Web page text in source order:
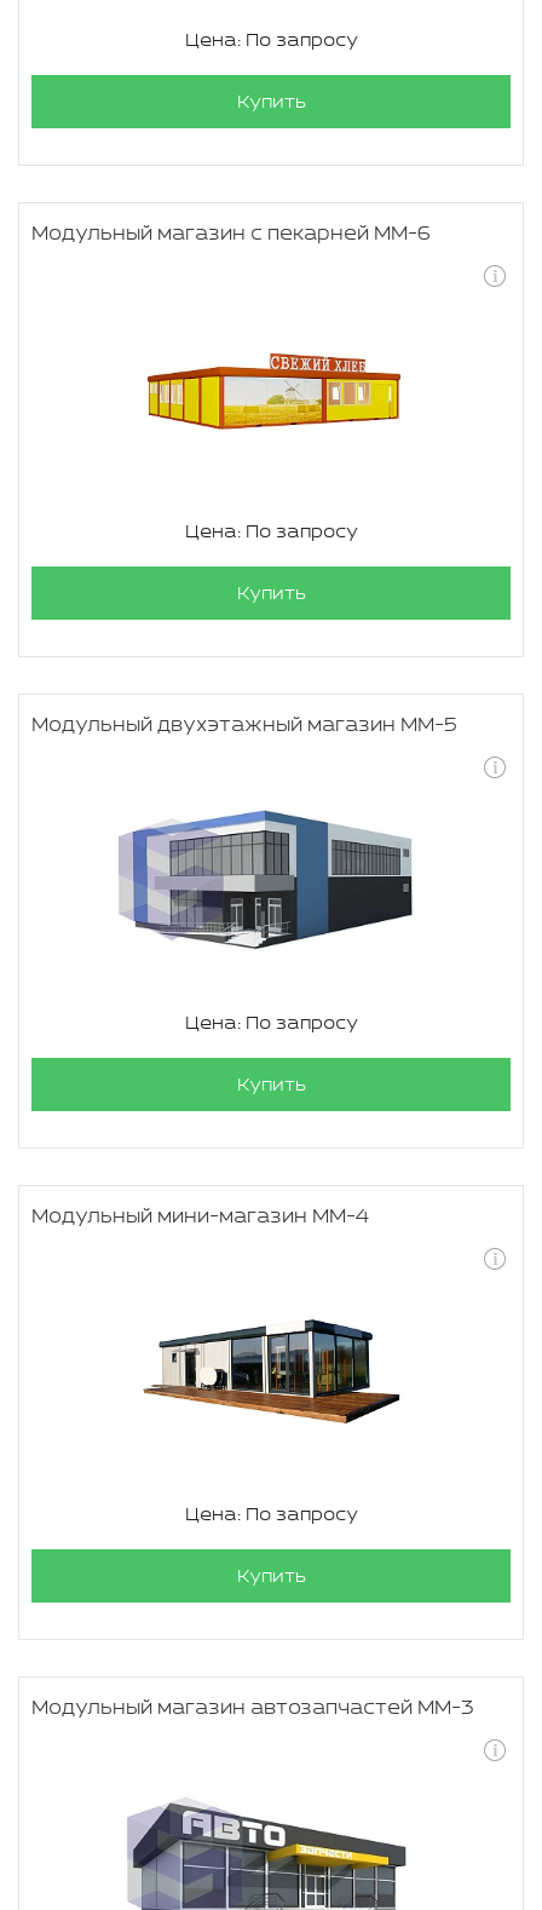
Цена: По запросу
Купить
Модульный магазин с пекарней ММ-6
Цена: По запросу
Купить
Модульный двухэтажный магазин ММ-5
Цена: По запросу
Купить
Модульный мини-магазин ММ-4
Цена: По запросу
Купить
Модульный магазин автозапчастей ММ-3